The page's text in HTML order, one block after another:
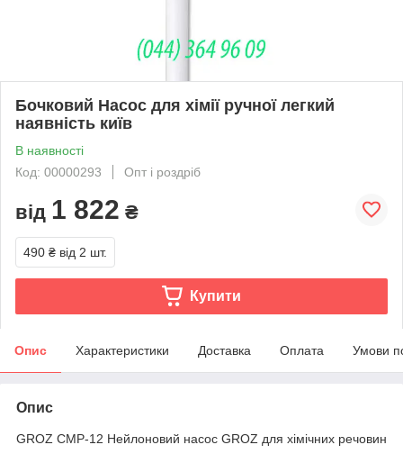
Бочковий Насос для хімії ручної легкий
наявність київ
В наявності
Код: 00000293
Опт і роздріб
від 1 822 ₴
490 ₴ від 2 шт.
Купити
Опис Характеристики Доставка Оплата Умови
Опис
GROZ CMP-12 Нейлоновий насос GROZ для хімічних речовин